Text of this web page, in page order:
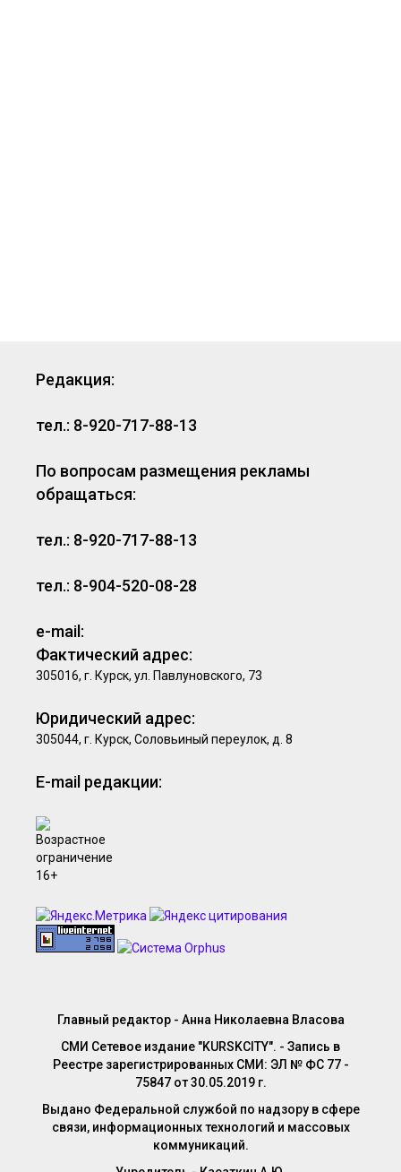
Редакция:
тел.: 8-920-717-88-13
По вопросам размещения рекламы
обращаться:
тел.: 8-920-717-88-13
тел.: 8-904-520-08-28
e-mail:
Фактический адрес:
305016, г. Курск, ул. Павлуновского, 73
Юридический адрес:
305044, г. Курск, Соловьиный переулок, д. 8
E-mail редакции:
Главный редактор - Анна Николаевна Власова
СМИ Сетевое издание "KURSKCITY". - Запись в
Реестре зарегистрированных СМИ: ЭЛ № ФС 77 -
75847 от 30.05.2019 г.
Выдано Федеральной службой по надзору в сфере
связи, информационных технологий и массовых
коммуникаций.